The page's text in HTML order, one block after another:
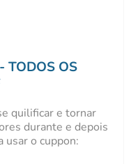
TODOS OS
quilificar e tornar
durante e depois
usar o cuppon: